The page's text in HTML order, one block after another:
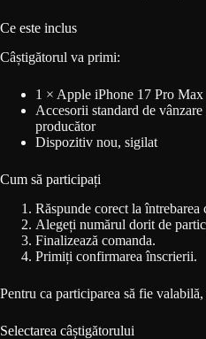
Ce este inclus
Câștigătorul va primi:
1 × Apple iPhone 17 Pro Max
Accesorii standard de
producător
Dispozitiv nou, sigilat
Cum să participați
Răspunde corect la întrebarea
Alegeți numărul dorit de
Finalizează comanda.
Primiți confirmarea înscrierii.
Pentru ca participarea să fie
Selectarea câștigătorului